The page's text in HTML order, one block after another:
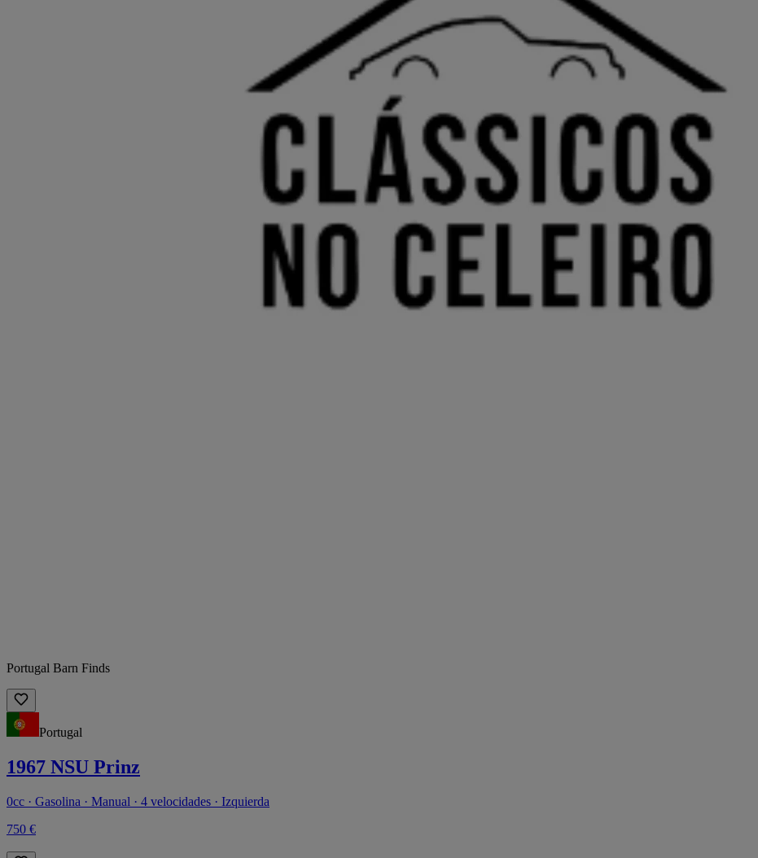
Portugal Barn Finds
Portugal
1967 NSU Prinz
0cc · Gasolina · Manual · 4 velocidades · Izquierda
750 €